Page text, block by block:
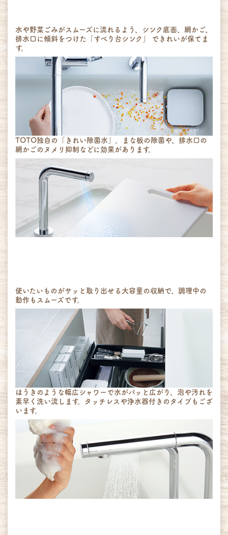
TOTO独自の「きれい除菌水」。まな板の除菌や、排水口の
網かごのヌメリ抑制などに効果があります。
水や野菜ごみがスムーズに流れるよう、シンク底面、網かご、
排水口に傾斜をつけた「すべり台シンク」 できれいが保てま
す。
ほうきのような幅広シャワーで水がパッと広がり、泡や汚れを
素早く洗い流します。タッチレスや浄水器付きのタイプもござ
います。
使いたいものがサッと取り出せる大容量の収納で、調理中の
動作もスムーズです。